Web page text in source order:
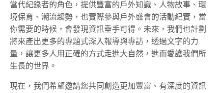
當代紀錄者的角色，提供豐富的戶外知識、人物故事、環
境保育、潮流趨勢，也實際參與戶外盛會的活動紀實，當
你需要的時候，會發現資訊垂手可得。未來，我們也計劃
將來產出更多的專題式深入報導與專訪，透過文字的力
量，讓更多人用正確的方式走進大自然，進而愛護我們所
生長的世界。
現在，我們希望邀請您共同創造更加豐富、有深度的資訊